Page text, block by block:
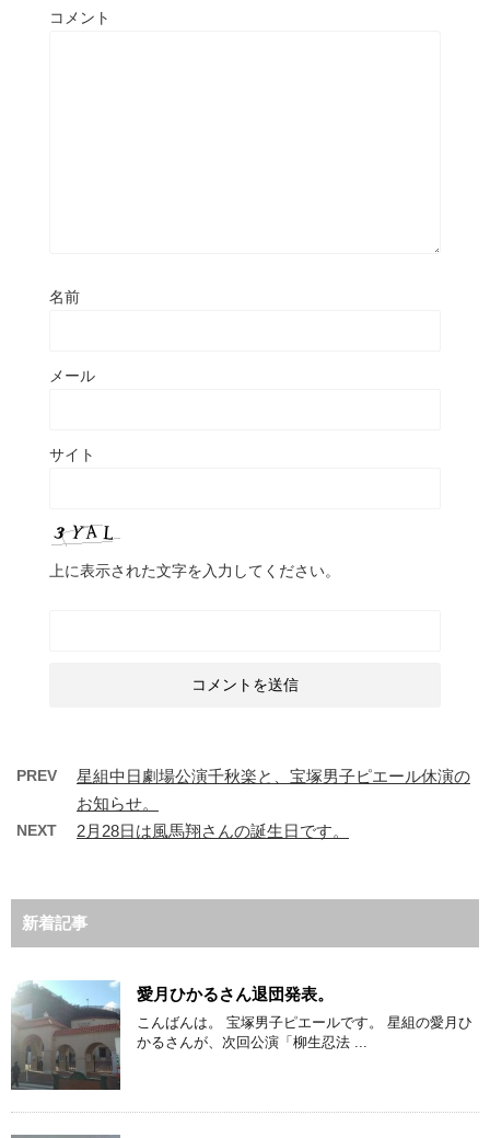
コメント
名前
メール
サイト
上に表示された文字を入力してください。
PREV
星組中日劇場公演千秋楽と、宝塚男子ピエール休演の
お知らせ。
NEXT 2月28日は風馬翔さんの誕生日です。
新着記事
愛月ひかるさん退団発表。
こんばんは。 宝塚男子ピエールです。 星組の愛月ひ
かるさんが、次回公演「柳生忍法 ...